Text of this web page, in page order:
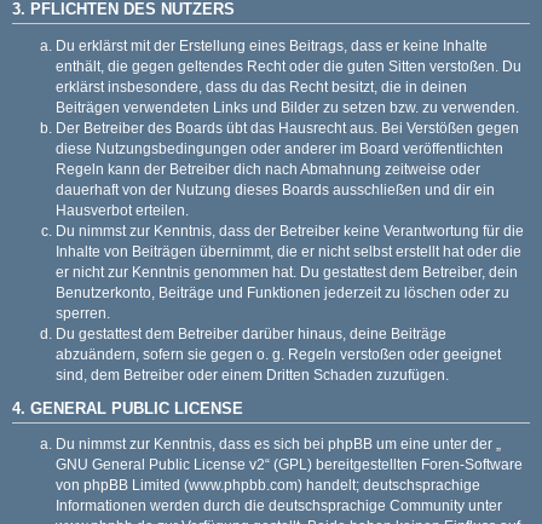
3. PFLICHTEN DES NUTZERS
Du erklärst mit der Erstellung eines Beitrags, dass er keine Inhalte
enthält, die gegen geltendes Recht oder die guten Sitten verstoßen. Du
erklärst insbesondere, dass du das Recht besitzt, die in deinen
Beiträgen verwendeten Links und Bilder zu setzen bzw. zu verwenden.
Der Betreiber des Boards übt das Hausrecht aus. Bei Verstößen gegen
diese Nutzungsbedingungen oder anderer im Board veröffentlichten
Regeln kann der Betreiber dich nach Abmahnung zeitweise oder
dauerhaft von der Nutzung dieses Boards ausschließen und dir ein
Hausverbot erteilen.
Du nimmst zur Kenntnis, dass der Betreiber keine Verantwortung für die
Inhalte von Beiträgen übernimmt, die er nicht selbst erstellt hat oder die
er nicht zur Kenntnis genommen hat. Du gestattest dem Betreiber, dein
Benutzerkonto, Beiträge und Funktionen jederzeit zu löschen oder zu
sperren.
Du gestattest dem Betreiber darüber hinaus, deine Beiträge
abzuändern, sofern sie gegen o. g. Regeln verstoßen oder geeignet
sind, dem Betreiber oder einem Dritten Schaden zuzufügen.
4. GENERAL PUBLIC LICENSE
Du nimmst zur Kenntnis, dass es sich bei phpBB um eine unter der „
GNU General Public License v2“ (GPL) bereitgestellten Foren-Software
von phpBB Limited (www.phpbb.com) handelt; deutschsprachige
Informationen werden durch die deutschsprachige Community unter